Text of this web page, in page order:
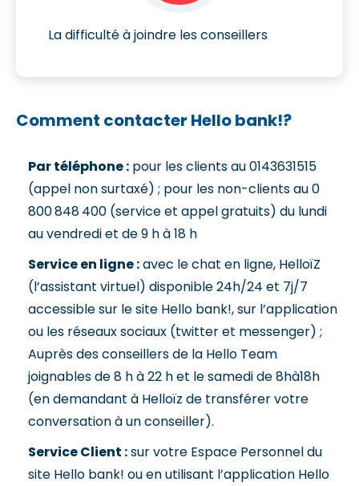
La difficulté à joindre les conseillers
Comment contacter Hello bank!?
Par téléphone : pour les clients au 0143631515
(appel non surtaxé) ; pour les non-clients au 0
800 848 400 (service et appel gratuits) du lundi
au vendredi et de 9 h à 18 h
Service en ligne :avec le chat en ligne, HelloïZ
(l’assistant virtuel) disponible 24h/24 et 7j/7
accessible sur le site Hello bank!, sur l’application
ou les réseaux sociaux (twitter et messenger) ;
Auprès des conseillers de la Hello Team
joignables de 8 h à 22 h et le samedi de 8hà18h
(en demandant à Helloïz de transférer votre
conversation à un conseiller).
Service Client :sur votre Espace Personnel du
site Hello bank! ou en utilisant l’application Hello